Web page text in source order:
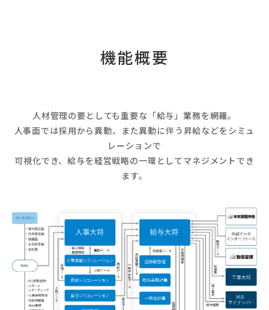
機能概要
人材管理の要としても重要な「給与」業務を網羅。
人事面では採用から異動、また異動に伴う昇給などをシミュ
レーションで
可視化でき、給与を経営戦略の一環としてマネジメントでき
ます。